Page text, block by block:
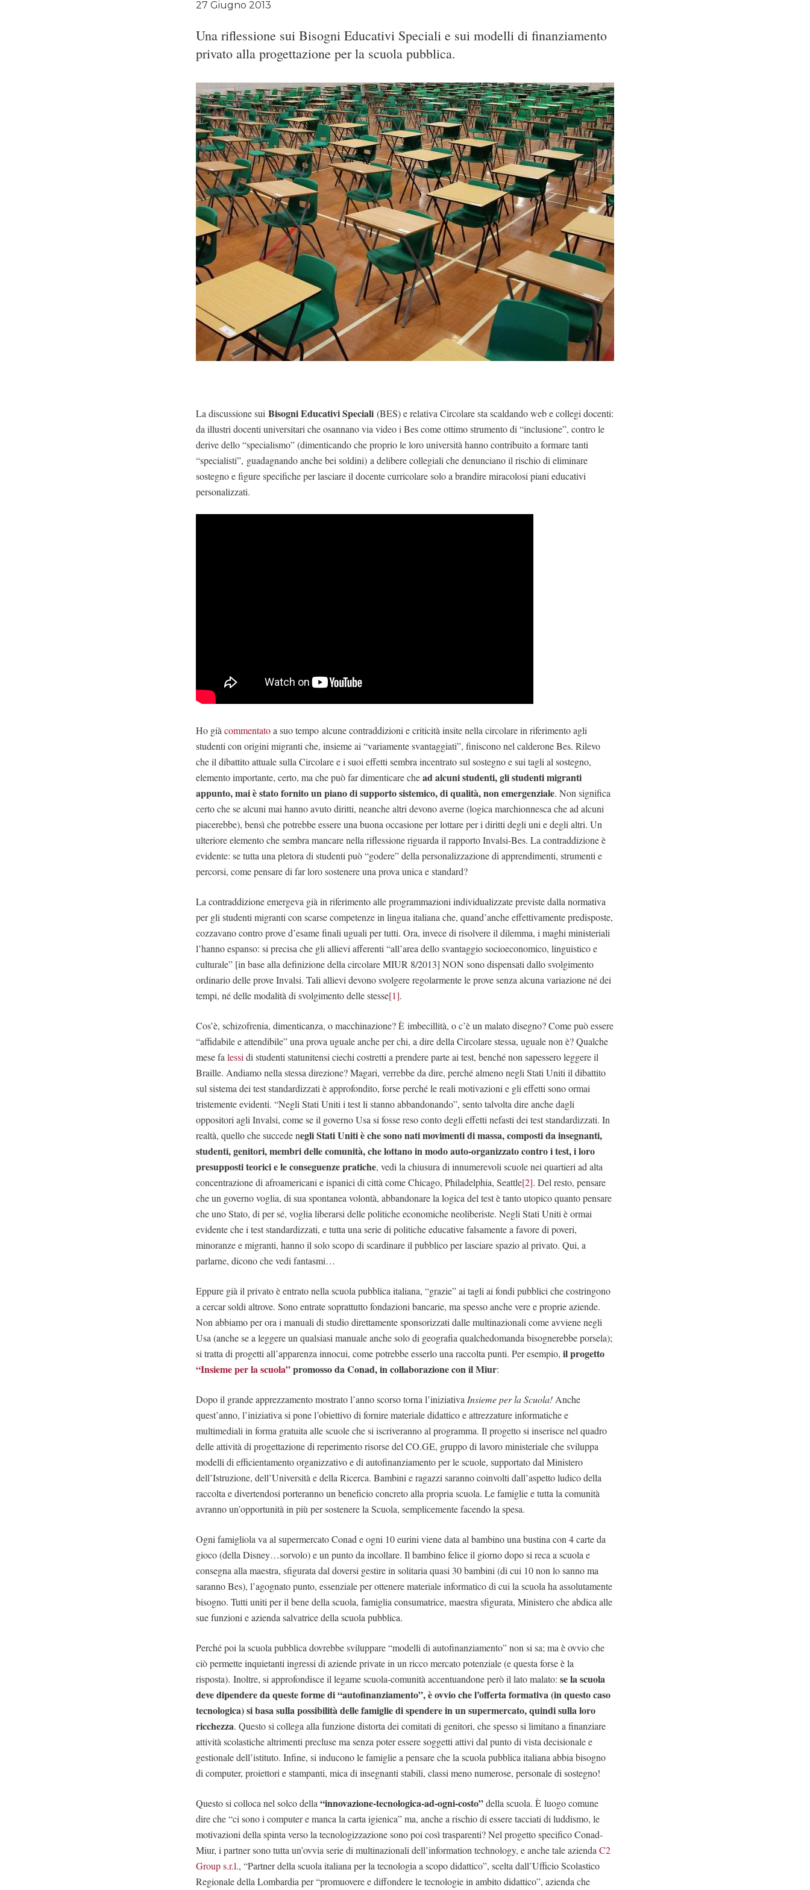
27 Giugno 2013
Una riflessione sui Bisogni Educativi Speciali e sui modelli di finanziamento
privato alla progettazione per la scuola pubblica.
La discussione suiBisogni Educativi Speciali (BES) e relativa Circolare sta scaldando web e collegi docenti:
da illustri docenti universitari che osannano via video i Bes come ottimo strumento di “inclusione”, contro le
derive dello “specialismo” (dimenticando che proprio le loro università hanno contribuito a formare tanti
“specialisti”, guadagnando anche bei soldini) a delibere collegiali che denunciano il rischio di eliminare
sostegno e figure specifiche per lasciare il docente curricolare solo a brandire miracolosi piani educativi
personalizzati.
Ho giàcommentatoa suo tempo alcune contraddizioni e criticità insite nella circolare in riferimento agli
studenti con origini migranti che, insieme ai “variamente svantaggiati”, finiscono nel calderone Bes. Rilevo
che il dibattito attuale sulla Circolare e i suoi effetti sembra incentrato sul sostegno e sui tagli al sostegno,
elemento importante, certo, ma che può far dimenticare chead alcuni studenti, gli studenti migranti
appunto, mai è stato fornito un piano di supporto sistemico, di qualità, non emergenziale. Non significa
certo che se alcuni mai hanno avuto diritti, neanche altri devono averne (logica marchionnesca che ad alcuni
piacerebbe), bensì che potrebbe essere una buona occasione per lottare per i diritti degli uni e degli altri. Un
ulteriore elemento che sembra mancare nella riflessione riguarda il rapporto Invalsi-Bes. La contraddizione è
evidente: se tutta una pletora di studenti può “godere” della personalizzazione di apprendimenti, strumenti e
percorsi, come pensare di far loro sostenere una prova unica e standard?
La contraddizione emergeva già in riferimento alle programmazioni individualizzate previste dalla normativa
per gli studenti migranti con scarse competenze in lingua italiana che, quand’anche effettivamente predisposte,
cozzavano contro prove d’esame finali uguali per tutti. Ora, invece di risolvere il dilemma, i maghi ministeriali
l’hanno espanso: si precisa che gli allievi afferenti “all’area dello svantaggio socioeconomico, linguistico e
culturale” [in base alla definizione della circolare MIUR 8/2013] NON sono dispensati dallo svolgimento
ordinario delle prove Invalsi. Tali allievi devono svolgere regolarmente le prove senza alcuna variazione né dei
tempi, né delle modalità di svolgimento delle stesse[1].
Cos’è, schizofrenia, dimenticanza, o macchinazione? È imbecillità, o c’è un malato disegno? Come può essere
“affidabile e attendibile” una prova uguale anche per chi, a dire della Circolare stessa, uguale non è? Qualche
mese falessidi studenti statunitensi ciechi costretti a prendere parte ai test, benché non sapessero leggere il
Braille. Andiamo nella stessa direzione? Magari, verrebbe da dire, perché almeno negli Stati Uniti il dibattito
sul sistema dei test standardizzati è approfondito, forse perché le reali motivazioni e gli effetti sono ormai
tristemente evidenti. “Negli Stati Uniti i test li stanno abbandonando”, sento talvolta dire anche dagli
oppositori agli Invalsi, come se il governo Usa si fosse reso conto degli effetti nefasti dei test standardizzati. In
realtà, quello che succede negli Stati Uniti è che sono nati movimenti di massa, composti da insegnanti,
studenti, genitori, membri delle comunità, che lottano in modo auto-organizzato contro i test, i loro
presupposti teorici e le conseguenze pratiche, vedi la chiusura di innumerevoli scuole nei quartieri ad alta
concentrazione di afroamericani e ispanici di città come Chicago, Philadelphia, Seattle[2]. Del resto, pensare
che un governo voglia, di sua spontanea volontà, abbandonare la logica del test è tanto utopico quanto pensare
che uno Stato, di per sé, voglia liberarsi delle politiche economiche neoliberiste. Negli Stati Uniti è ormai
evidente che i test standardizzati, e tutta una serie di politiche educative falsamente a favore di poveri,
minoranze e migranti, hanno il solo scopo di scardinare il pubblico per lasciare spazio al privato. Qui, a
parlarne, dicono che vedi fantasmi…
Eppure già il privato è entrato nella scuola pubblica italiana, “grazie” ai tagli ai fondi pubblici che costringono
a cercar soldi altrove. Sono entrate soprattutto fondazioni bancarie, ma spesso anche vere e proprie aziende.
Non abbiamo per ora i manuali di studio direttamente sponsorizzati dalle multinazionali come avviene negli
Usa (anche se a leggere un qualsiasi manuale anche solo di geografia qualchedomanda bisognerebbe porsela);
si tratta di progetti all’apparenza innocui, come potrebbe esserlo una raccolta punti. Per esempio,il progetto
“Insieme per la scuola”promosso da Conad, in collaborazione con il Miur:
Dopo il grande apprezzamento mostrato l’anno scorso torna l’iniziativaInsieme per la Scuola!Anche
quest’anno, l’iniziativa si pone l’obiettivo di fornire materiale didattico e attrezzature informatiche e
multimediali in forma gratuita alle scuole che si iscriveranno al programma. Il progetto si inserisce nel quadro
delle attività di progettazione di reperimento risorse del CO.GE, gruppo di lavoro ministeriale che sviluppa
modelli di efficientamento organizzativo e di autofinanziamento per le scuole, supportato dal Ministero
dell’Istruzione, dell’Università e della Ricerca. Bambini e ragazzi saranno coinvolti dall’aspetto ludico della
raccolta e divertendosi porteranno un beneficio concreto alla propria scuola. Le famiglie e tutta la comunità
avranno un’opportunità in più per sostenere la Scuola, semplicemente facendo la spesa.
Ogni famigliola va al supermercato Conad e ogni 10 eurini viene data al bambino una bustina con 4 carte da
gioco (della Disney…sorvolo) e un punto da incollare. Il bambino felice il giorno dopo si reca a scuola e
consegna alla maestra, sfigurata dal doversi gestire in solitaria quasi 30 bambini (di cui 10 non lo sanno ma
saranno Bes), l’agognato punto, essenziale per ottenere materiale informatico di cui la scuola ha assolutamente
bisogno. Tutti uniti per il bene della scuola, famiglia consumatrice, maestra sfigurata, Ministero che abdica alle
sue funzioni e azienda salvatrice della scuola pubblica.
Perché poi la scuola pubblica dovrebbe sviluppare “modelli di autofinanziamento” non si sa; ma è ovvio che
ciò permette inquietanti ingressi di aziende private in un ricco mercato potenziale (e questa forse è la
risposta). Inoltre, si approfondisce il legame scuola-comunità accentuandone però il lato malato:se la scuola
deve dipendere da queste forme di “autofinanziamento”, è ovvio che l’offerta formativa (in questo caso
tecnologica) si basa sulla possibilità delle famiglie di spendere in un supermercato, quindi sulla loro
ricchezza. Questo si collega alla funzione distorta dei comitati di genitori, che spesso si limitano a finanziare
attività scolastiche altrimenti precluse ma senza poter essere soggetti attivi dal punto di vista decisionale e
gestionale dell’istituto. Infine, si inducono le famiglie a pensare che la scuola pubblica italiana abbia bisogno
di computer, proiettori e stampanti, mica di insegnanti stabili, classi meno numerose, personale di sostegno!
Questo si colloca nel solco della“innovazione-tecnologica-ad-ogni-costo”della scuola. È luogo comune
dire che “ci sono i computer e manca la carta igienica” ma, anche a rischio di essere tacciati di luddismo, le
motivazioni della spinta verso la tecnologizzazione sono poi così trasparenti? Nel progetto specifico Conad-
Miur, i partner sono tutta un’ovvia serie di multinazionali dell’information technology, e anche tale aziendaC2
Group s.r.l., “Partner della scuola italiana per la tecnologia a scopo didattico”, scelta dall’Ufficio Scolastico
Regionale della Lombardia per “promuovere e diffondere le tecnologie in ambito didattico”, azienda che